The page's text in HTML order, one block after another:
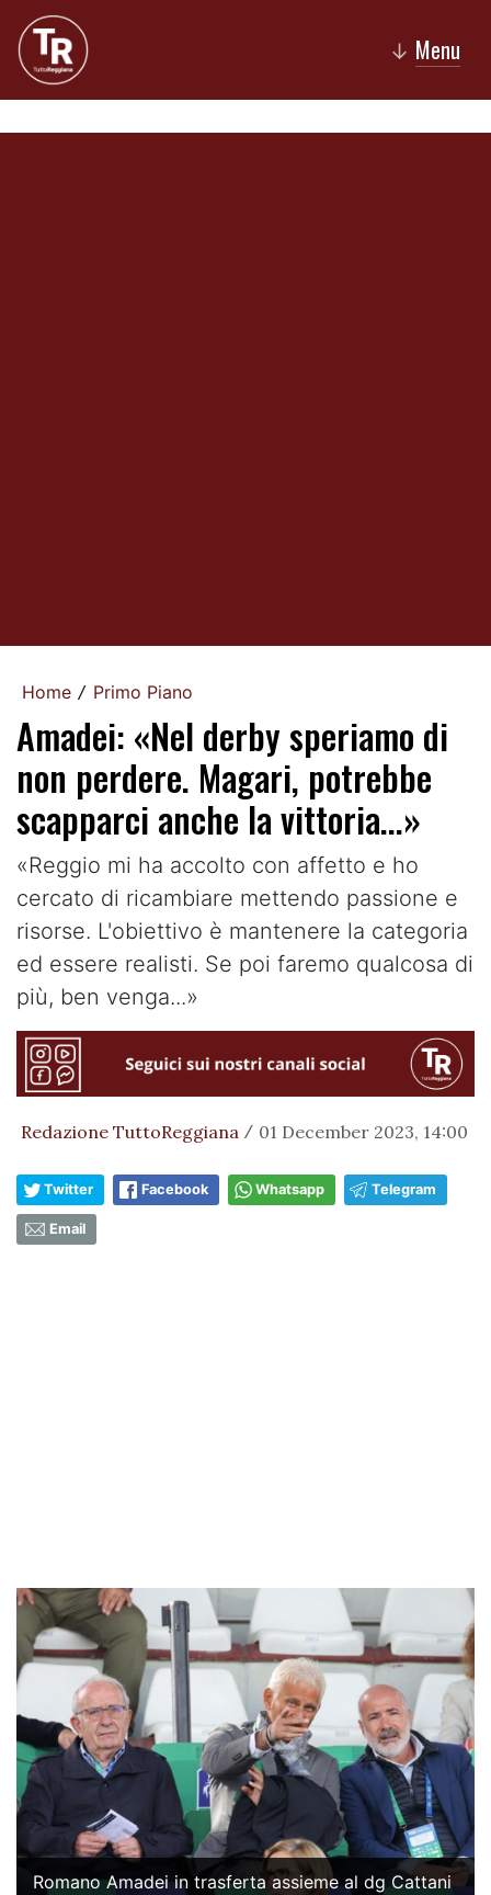
↓ Menu
Home / Primo Piano
Amadei: «Nel derby speriamo di
non perdere. Magari, potrebbe
scapparci anche la vittoria...»
«Reggio mi ha accolto con affetto e ho
cercato di ricambiare mettendo passione e
risorse. L'obiettivo è mantenere la categoria
ed essere realisti. Se poi faremo qualcosa di
più, ben venga...»
Redazione TuttoReggiana / 01 December 2023, 14:00
Twitter Facebook Whatsapp Telegram
Email
Romano Amadei in trasferta assieme al dg Cattani